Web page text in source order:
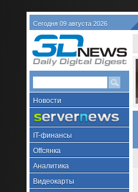
Сегодня 09 августа 2026
Новости
IT-финансы
Offсянка
Аналитика
Видеокарты